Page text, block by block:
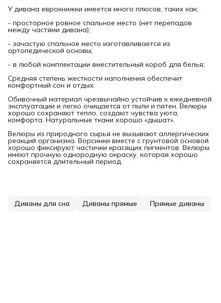
У дивана еврокнижки имеется много плюсов, таких как:
- просторное ровное спальное место (нет перепадов
между частями дивана);
- зачастую спальное место изготавливается из
ортопедической основы;
- в любой комплектации вместительный короб для белья;
Средняя степень жесткости наполнения обеспечит
комфортный сон и отдых.
Обивочный материал чрезвычайно устойчив к ежедневной
эксплуатации и легко очищается от пыли и пятен. Велюры
хорошо сохраняют тепло, создают чувства уюта,
комфорта. Натуральные ткани хорошо «дышат».
Велюры из природного сырья не вызывают аллергических
реакций организма. Ворсинки вместе с грунтовой основой
хорошо фиксируют частички красящих пигментов. Велюры
имеют прочную однородную окраску, которая хорошо
сохраняется длительный период.
Диваны для сна Диваны прямые Прямые диваны